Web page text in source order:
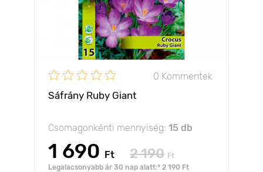
0 Kommentek
Sáfrány Ruby Giant
Csomagonkénti mennyiség: 15 db
1 690 Ft 2 190 Ft
Legalacsonyabb ár 30 nap alatt:* 2 190 Ft